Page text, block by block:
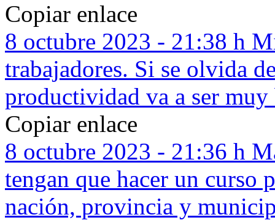
Copiar enlace
8 octubre 2023 - 21:38 h
trabajadores. Si se olvida
productividad va a ser muy
Copiar enlace
8 octubre 2023 - 21:36 h
tengan que hacer un curso
nación, provincia y